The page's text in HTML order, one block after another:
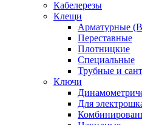
Кабелерезы
Клещи
Арматурные
Переставные
Плотницкие
Специальные
Трубные и
Ключи
Для